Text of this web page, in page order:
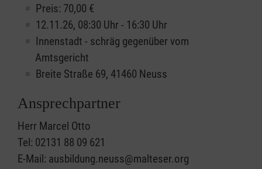
Preis: 70,00 €
12.11.26, 08:30 Uhr - 16:30 Uhr
Innenstadt - schräg gegenüber vom
Amtsgericht
Breite Straße 69, 41460 Neuss
Ansprechpartner
Herr Marcel Otto
Tel: 02131 88 09 621
E-Mail: ausbildung.neuss@malteser.org